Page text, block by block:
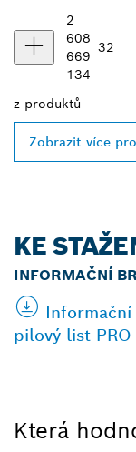
2
608
669
134
32
z produktů
Zobrazit více
KE
INFORMAČNÍ
pilový list
Která